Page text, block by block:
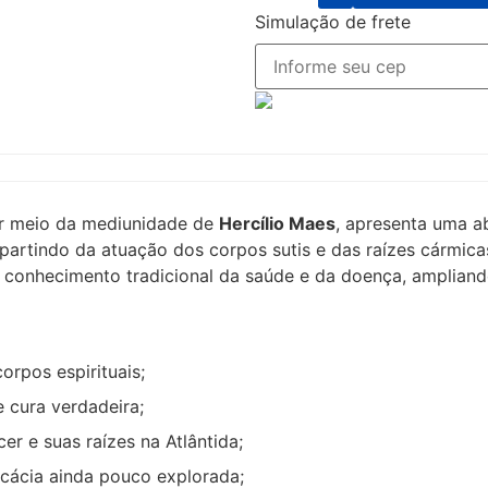
Simulação de frete
meio da mediunidade de Hercílio Maes, apresenta uma
da atuação dos corpos sutis e das raízes
tradicional da saúde e da doença,
espirituais;
cura verdadeira;
e suas raízes na Atlântida;
ainda pouco explorada;